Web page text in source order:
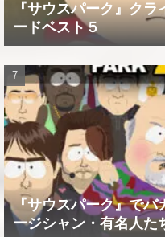
『サウスパーク』ク
ードベスト５
『サウスパーク』でバ
ージシャン・有名人た